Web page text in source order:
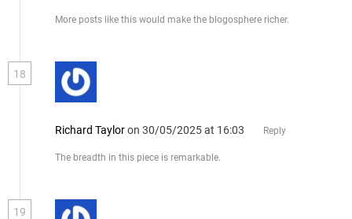
More posts like this would make the blogosphere richer.
18
Richard Tayloron 30/05/2025 at 16:03 Reply
The breadth in this piece is remarkable.
19